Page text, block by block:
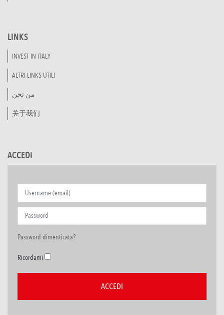
LINKS
INVEST IN ITALY
ALTRI LINKS UTILI
من نحن
关于我们
ACCEDI
Password dimenticata?
Ricordami